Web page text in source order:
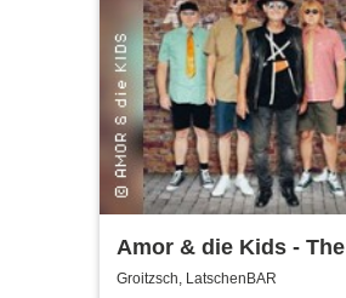
Amor & die Kids - The
Bockwurst returns !
Groitzsch, LatschenBAR